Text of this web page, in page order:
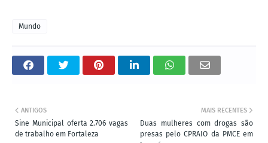
Mundo
MAIS RECENTES
Duas mulheres com drogas são
presas pelo CPRAIO da PMCE em
ANTIGOS
Sine Municipal oferta 2.706 vagas
de trabalho em Fortaleza